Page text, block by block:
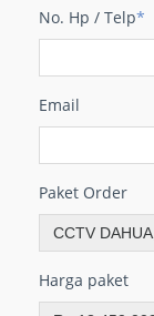
No. Hp / Telp*
Email
Paket Order
Harga paket